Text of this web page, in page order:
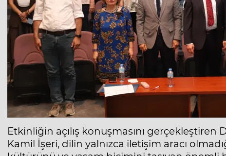
Etkinliğin açılış konuşmasını gerçekleştiren
Kamil İşeri, dilin yalnızca iletişim aracı